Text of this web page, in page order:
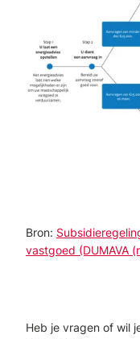
Bron:
vastgoed (DUMAVA
Heb je vragen of wil